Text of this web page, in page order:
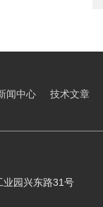
闻中心 技术文章
业园兴东路31号